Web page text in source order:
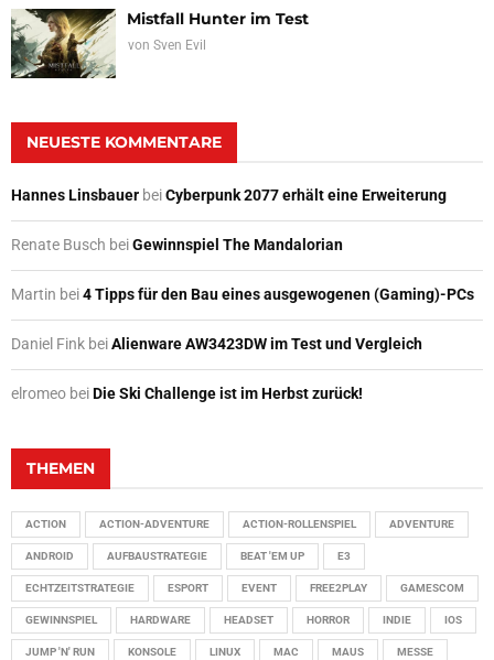
Mistfall Hunter im Test
von Sven Evil
NEUESTE KOMMENTARE
Hannes Linsbauer beiCyberpunk 2077 erhält eine Erweiterung
Renate Busch beiGewinnspiel The Mandalorian
Martin bei4 Tipps für den Bau eines ausgewogenen (Gaming)-PCs
Daniel Fink beiAlienware AW3423DW im Test und Vergleich
elromeo beiDie Ski Challenge ist im Herbst zurück!
THEMEN
ACTION ACTION-ADVENTURE ACTION-ROLLENSPIEL ADVENTURE
ANDROID AUFBAUSTRATEGIE BEAT 'EM UP E3
ECHTZEITSTRATEGIE ESPORT EVENT FREE2PLAY GAMESCOM
GEWINNSPIEL HARDWARE HEADSET HORROR INDIE IOS
JUMP 'N' RUN KONSOLE LINUX MAC MAUS MESSE